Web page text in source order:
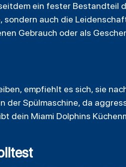
ein fester Bestandteil
auch die
Gebrauch oder als
empfiehlt es sich, sie
der Spülmaschine, da
dein Miami Dolphins